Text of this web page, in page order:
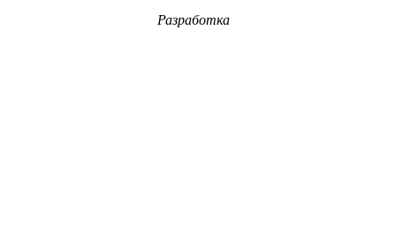
Разработка